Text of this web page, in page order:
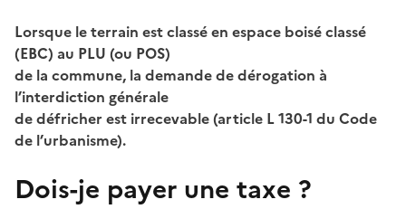
Lorsque le terrain est classé en espace boisé classé
(EBC) au PLU (ou POS)
de la commune, la demande de dérogation à
l’interdiction générale
de défricher est irrecevable (article L 130-1 du Code
de l’urbanisme).
Dois-je payer une taxe ?